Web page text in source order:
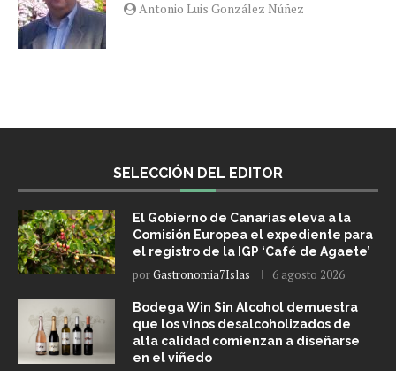
Antonio Luis González Núñez
SELECCIÓN DEL EDITOR
El Gobierno de Canarias eleva a la
Comisión Europea el expediente para
el registro de la IGP ‘Café de Agaete’
porGastronomia7Islas 6 agosto 2026
Bodega Win Sin Alcohol demuestra
que los vinos desalcoholizados de
alta calidad comienzan a diseñarse
en el viñedo